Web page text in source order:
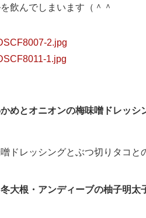
飲んでしまいます（＾＾
めとオニオンの梅味噌ドレッシ
ドレッシングとぶつ切りタコと
大根・アンディーブの柚子明太